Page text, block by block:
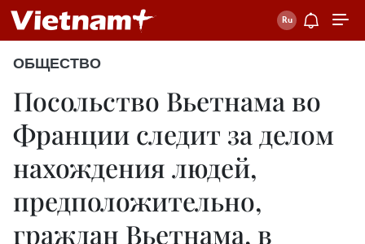
ОБЩЕСТВО
Посольство Вьетнама во
Франции следит за делом
нахождения людей,
предположительно,
граждан Вьетнама, в